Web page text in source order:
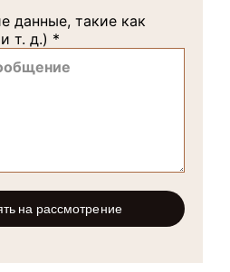
данные, такие как
т. д.) *
на рассмотрение